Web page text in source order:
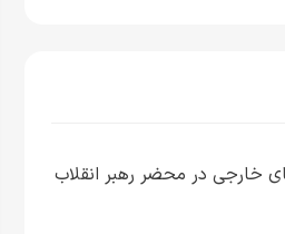
خارجی در محضر رهبر انقلاب